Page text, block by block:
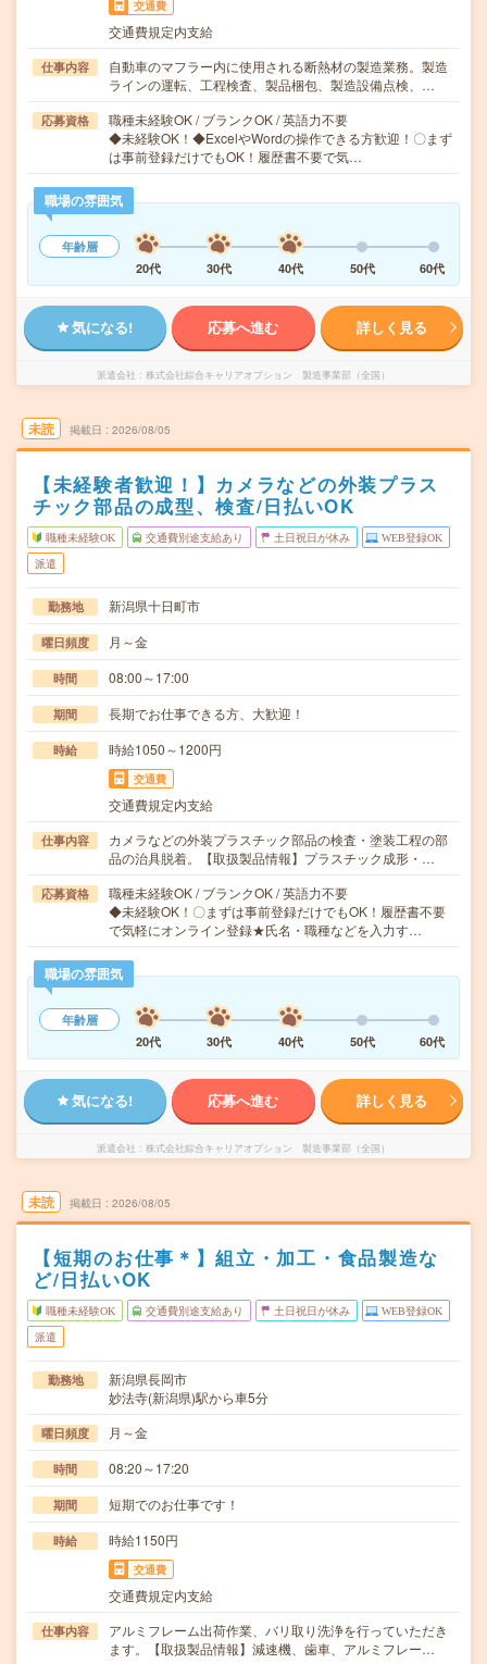
交通費
交通費規定内支給
仕事内容
自動車のマフラー内に使用される断熱材の製造業務。製造
ラインの運転、工程検査、製品梱包、製造設備点検、…
応募資格
職種未経験OK / ブランクOK / 英語力不要
◆未経験OK！◆ExcelやWordの操作できる方歓迎！〇まず
は事前登録だけでもOK！履歴書不要で気…
職場の雰囲気
年齢層
20代
30代 40代 50代 60代
気になる! 応募へ進む 詳しく見る
派遣会社 株式会社綜合キャリアオプション 製造事業部（全国）
未読 掲載日 2026/08/05
【未経験者歓迎！】カメラなどの外装プラス
チック部品の成型、検査/日払いOK
職種未経験OK 交通費別途支給あり 土日祝日が休み WEB登録OK
派遣
勤務地 新潟県十日町市
曜日頻度 月～金
時間 08:00～17:00
期間 長期でお仕事できる方、大歓迎！
時給 時給1050～1200円
交通費
交通費規定内支給
仕事内容
カメラなどの外装プラスチック部品の検査・塗装工程の部
品の治具脱着。【取扱製品情報】プラスチック成形・…
応募資格
職種未経験OK / ブランクOK / 英語力不要
◆未経験OK！〇まずは事前登録だけでもOK！履歴書不要
で気軽にオンライン登録★氏名・職種などを入力す…
職場の雰囲気
年齢層
20代
30代 40代 50代 60代
気になる! 応募へ進む 詳しく見る
派遣会社 株式会社綜合キャリアオプション 製造事業部（全国）
未読 掲載日 2026/08/05
【短期のお仕事＊】組立・加工・食品製造な
ど/日払いOK
職種未経験OK 交通費別途支給あり 土日祝日が休み WEB登録OK
派遣
勤務地
新潟県長岡市
妙法寺(新潟県)駅から車5分
曜日頻度 月～金
時間 08:20～17:20
期間 短期でのお仕事です！
時給 時給1150円
交通費
交通費規定内支給
仕事内容
アルミフレーム出荷作業、バリ取り洗浄を行っていただき
ます。【取扱製品情報】減速機、歯車、アルミフレー…